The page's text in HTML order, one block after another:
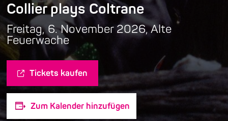
Collier plays Coltrane
Freitag, 6. November 2026, Alte
Feuerwache
Tickets kaufen
Zum Kalender hinzufügen